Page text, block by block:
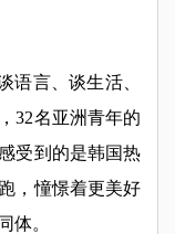
语言、谈生活、
32名亚洲青年的
受到的是韩国热
，憧憬着更美好
体。